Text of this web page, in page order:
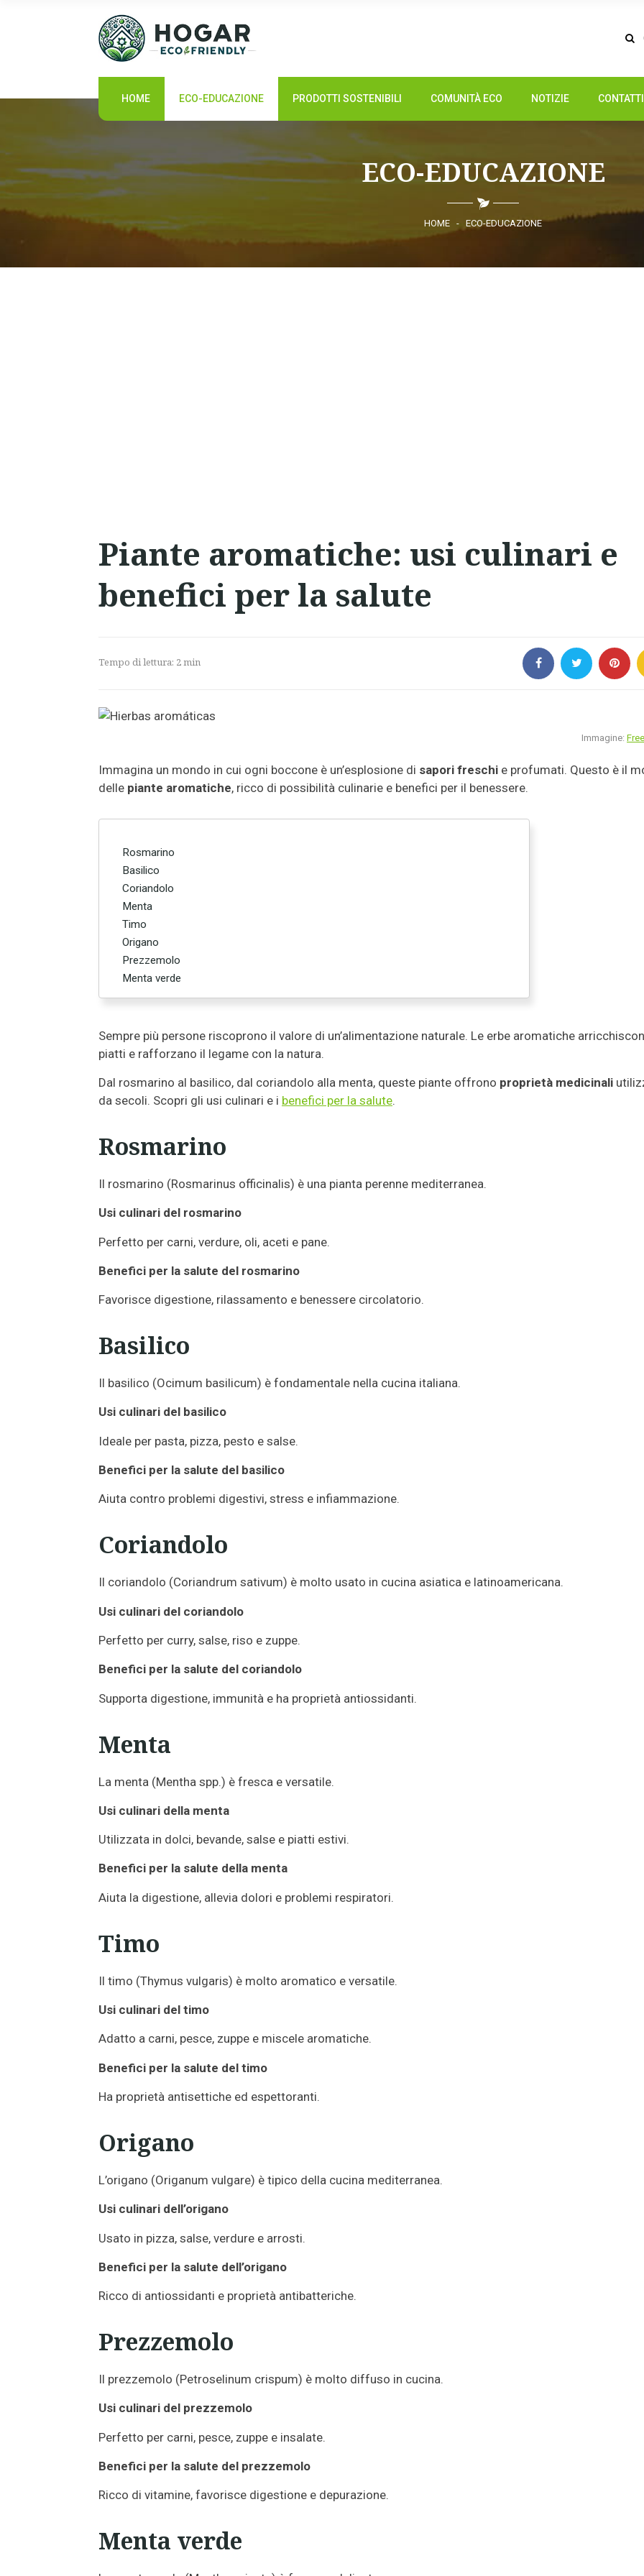
HOME ECO-EDUCAZIONE PRODOTTI SOSTENIBILI COMUNITÀ ECO NOTIZIE CONTATTI
COMUNITÀ ECO ECO-EDUCAZIONE
HOME - ECO-EDUCAZIONE
Piante aromatiche: usi culinari e
benefici per la salute
Tempo di lettura: 2min
Immagine:
Immagina un mondo in cui ogni boccone è un’esplosione di sapori freschi e profumati. Questo è il
delle piante aromatiche, ricco di possibilità culinarie e benefici per il benessere.
Rosmarino
Basilico
Coriandolo
Menta
Timo
Origano
Prezzemolo
Menta verde
Sempre più persone riscoprono il valore di un’alimentazione naturale. Le erbe aromatiche
piatti e rafforzano il legame con la natura.
Dal rosmarino al basilico, dal coriandolo alla menta, queste piante offrono proprietà medicinali
da secoli. Scopri gli usi culinari e i benefici per la salute.
Rosmarino
Il rosmarino (Rosmarinus officinalis) è una pianta perenne mediterranea.
Usi culinari del rosmarino
Perfetto per carni, verdure, oli, aceti e pane.
Benefici per la salute del rosmarino
Favorisce digestione, rilassamento e benessere circolatorio.
Basilico
Il basilico (Ocimum basilicum) è fondamentale nella cucina italiana.
Usi culinari del basilico
Ideale per pasta, pizza, pesto e salse.
Benefici per la salute del basilico
Aiuta contro problemi digestivi, stress e infiammazione.
Coriandolo
Il coriandolo (Coriandrum sativum) è molto usato in cucina asiatica e latinoamericana.
Usi culinari del coriandolo
Perfetto per curry, salse, riso e zuppe.
Benefici per la salute del coriandolo
Supporta digestione, immunità e ha proprietà antiossidanti.
Menta
La menta (Mentha spp.) è fresca e versatile.
Usi culinari della menta
Utilizzata in dolci, bevande, salse e piatti estivi.
Benefici per la salute della menta
Aiuta la digestione, allevia dolori e problemi respiratori.
Timo
Il timo (Thymus vulgaris) è molto aromatico e versatile.
Usi culinari del timo
Adatto a carni, pesce, zuppe e miscele aromatiche.
Benefici per la salute del timo
Ha proprietà antisettiche ed espettoranti.
Origano
L’origano (Origanum vulgare) è tipico della cucina mediterranea.
Usi culinari dell’origano
Usato in pizza, salse, verdure e arrosti.
Benefici per la salute dell’origano
Ricco di antiossidanti e proprietà antibatteriche.
Prezzemolo
Il prezzemolo (Petroselinum crispum) è molto diffuso in cucina.
Usi culinari del prezzemolo
Perfetto per carni, pesce, zuppe e insalate.
Benefici per la salute del prezzemolo
Ricco di vitamine, favorisce digestione e depurazione.
Menta verde